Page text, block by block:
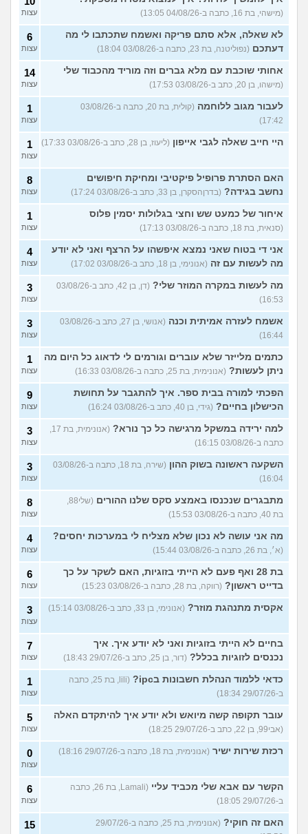
(מישהי, בת 16, כתבה ב-04/08/26 13:05) עצות
לא שאלה, אלא סתם פריקה ואשמח שתכתבו לי מה
דעתכם (נפוליטנה, בת 23, כתבה ב-03/08/26 18:04)
6
עצות
אחותי שוכבת עם מלא גברים וזה מוריד מהכבוד שלי
(מישהו, בן 20, כתב ב-03/08/26 17:53)
14
עצות
לעבור מגוב ללוחמה
(קולית, בת 20, כתבה ב-03/08/26
17:42)
1
עצות
היי חייב שאלה לגבי אייפון (ליעוז, בן 28, כתב ב-03/08/26 17:33) 1
עצות
האם הסתרת פרופיל פיקטיבי ומחיקת חיפושים
נחשב בגידה? (בדרןהסקרן, בן 33, כתב ב-03/08/26 17:24)
8
עצות
איחור של כמעט שש וחצי בגלולות יסמין פלוס
(סנאית, בת 18, כתבה ב-03/08/26 17:13)
1
עצות
אני די בטוח שאני נמצא איפשהו על הרצף ואני לא יודע
מה לעשות עם זה (אנונימי, בן 18, כתב ב-03/08/26 17:02)
4
עצות
מה לעשות במקרה המוזר שלי?
(דן, בן 42, כתב ב-03/08/26
16:53)
3
עצות
אשמח לעזרה אמיתית וכנה
(אנושי, בן 27, כתב ב-03/08/26
16:44)
3
עצות
כתמים מלייזר שלא עוברים וגורמים לי לדאוג כל היום מה
ניתן לעשות? (אנונימית, בת 25, כתבה ב-03/08/26 16:33)
1
עצות
הפכתי למורה בבית ספר. איך להתגבר על תחושת
הכישלון בחיים? (גידי, בן 40, כתב ב-03/08/26 16:24)
9
עצות
למה ירידה במשקל מרגישה כל כך נורא?
(אנונימית, בת 17,
כתבה ב-03/08/26 16:15)
3
עצות
השקעה ראשונה בשוק ההון
(שירה, בת 18, כתבה ב-03/08/26
16:04)
3
עצות
מתבגרים שנכנסו באמצע סקס שלנו ההורים
(שלי88,
בת 40, כתבה ב-03/08/26 15:53)
8
עצות
מה אני עושה לא נכון שלא מצליח לי במערכות יחסים?
(א׳, בת 26, כתבה ב-03/08/26 15:44)
4
עצות
בת 28 ואף פעם לא הייתי בזוגיות, האם לשקר על כך
בדייט ראשון? (רווקה, בת 28, כתבה ב-03/08/26 15:23)
6
עצות
אקסית מתנהגת מוזר? (אנונימי, בן 33, כתב ב-03/08/26 15:14) 3
עצות
בחיים לא הייתי בזוגיות ואני לא יודע איך. איך
נכנסים לזוגיות בכלל? (דור, בן 25, כתב ב-29/07/26 18:43)
7
עצות
כדאי ללמוד הנהלת חשבונות בipc?
(lili, בת 25, כתבה
ב-29/07/26 18:34)
1
עצות
עובר תקופה קשה מיואש ולא יודע איך להיתקדם האלה
(אבי99, בן 22, כתב ב-29/07/26 18:25)
5
עצות
רכזת שירות ישיר (אנונימית, בת 18, כתבה ב-29/07/26 18:16) 0
עצות
הקשר עם אבא שלי מכביד עליי
(Lamali, בת 26, כתבה
ב-29/07/26 18:05)
6
עצות
האם זה חוקי?
(אנונימית, בת 25, כתבה ב-29/07/26
15